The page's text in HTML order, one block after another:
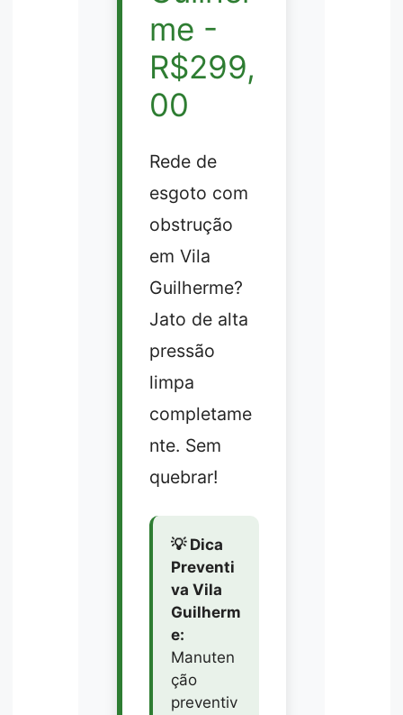
me -
R$299,
00
Rede de
esgoto com
obstrução
em Vila
Guilherme?
Jato de alta
pressão
limpa
completame
nte. Sem
quebrar!
💡 Dica
Preventi
va Vila
Guilherm
e:
Manuten
ção
preventiv